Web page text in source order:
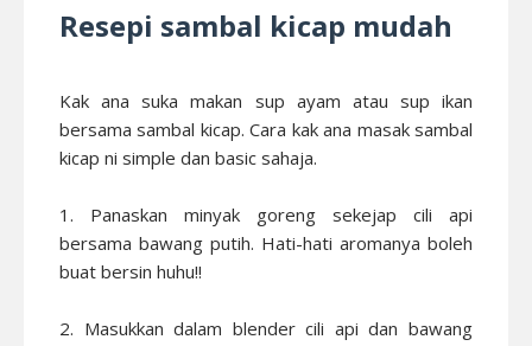
Resepi sambal kicap mudah
Kak ana suka makan sup ayam atau sup ikan
bersama sambal kicap. Cara kak ana masak sambal
kicap ni simple dan basic sahaja.
1. Panaskan minyak goreng sekejap cili api
bersama bawang putih. Hati-hati aromanya boleh
buat bersin huhu!!
2. Masukkan dalam blender cili api dan bawang